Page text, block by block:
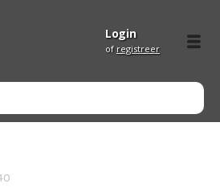
Login
of registreer